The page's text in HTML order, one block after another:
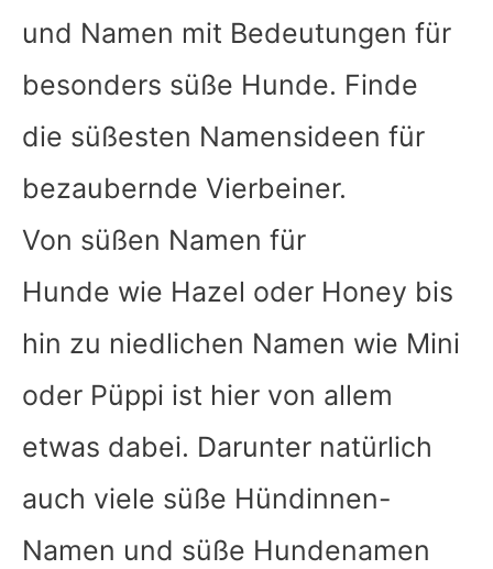
und Namen mit Bedeutungen für
besonders süße Hunde. Finde
die süßesten Namensideen für
bezaubernde Vierbeiner.
Von süßen Namen für
Hunde wie Hazel oder Honey bis
hin zu niedlichen Namen wie Mini
oder Püppi ist hier von allem
etwas dabei. Darunter natürlich
auch viele süße Hündinnen-
Namen und süße Hundenamen